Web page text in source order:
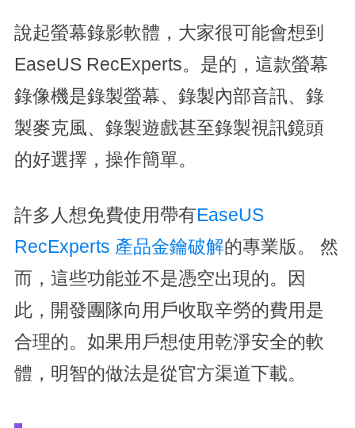
說起螢幕錄影軟體，大家很可能會想到
EaseUS RecExperts。是的，這款螢幕
錄像機是錄製螢幕、錄製內部音訊、錄
製麥克風、錄製遊戲甚至錄製視訊鏡頭
的好選擇，操作簡單。
許多人想免費使用帶有EaseUS
RecExperts 產品金鑰破解的專業版。
然
而，這些功能並不是憑空出現的。因
此，開發團隊向用戶收取辛勞的費用是
合理的。如果用戶想使用乾淨安全的軟
體，明智的做法是從官方渠道下載。